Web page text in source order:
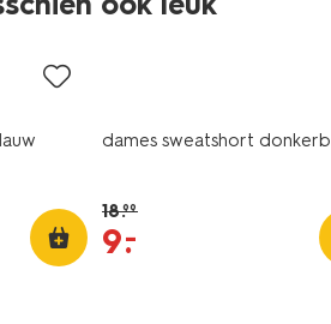
korting
dames sweatshort
18.99
9.
–